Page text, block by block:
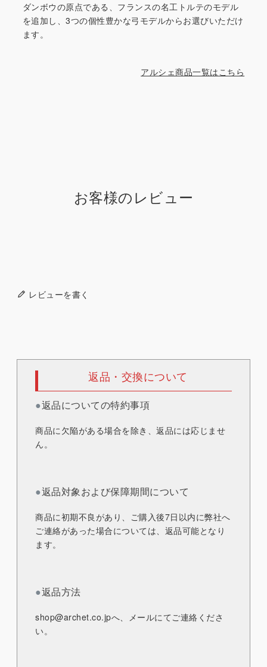
ダンボウの原点である、フランスの名工トルテのモデル
を追加し、3つの個性豊かな弓モデルからお選びいただけ
ます。
アルシェ商品一覧はこちら
お客様のレビュー
レビューを書く
返品・交換について
●返品についての特約事項
商品に欠陥がある場合を除き、返品には応じませ
ん。
●返品対象および保障期間について
商品に初期不良があり、ご購入後7日以内に弊社へ
ご連絡があった場合については、返品可能となり
ます。
●返品方法
shop@archet.co.jpへ、メールにてご連絡くださ
い。